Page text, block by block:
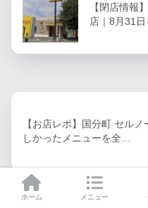
【閉店情報
店｜8月31
【お店レポ】国分町 セル
しかったメニューを全…
ホーム メニュー